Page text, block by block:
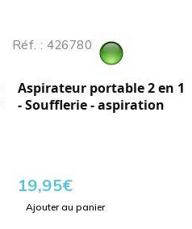
Réf. : 426780
Aspirateur portable 2 en 1
- Soufflerie - aspiration
19,95€
Ajouter au panier